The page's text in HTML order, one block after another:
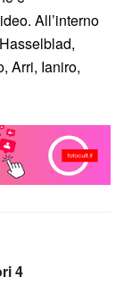
All’interno
Arri, Ianiro,
4